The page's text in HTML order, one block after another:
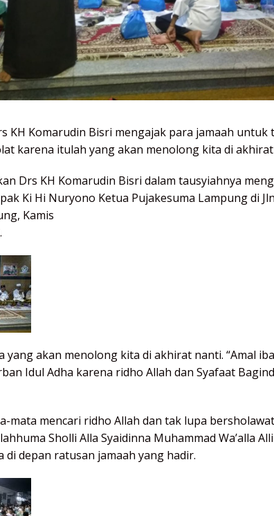
KH Komarudin Bisri mengajak para jamaah untuk
karena itulah yang akan menolong kita di
Drs KH Komarudin Bisri dalam tausyiahnya
Ki Hi Nuryono Ketua Pujakesuma Lampung di
Kamis
yang akan menolong kita di akhirat nanti. “Amal
Idul Adha karena ridho Allah dan Syafaat
mata mencari ridho Allah dan tak lupa
Sholli Alla Syaidinna Muhammad Wa’alla
di depan ratusan jamaah yang hadir.